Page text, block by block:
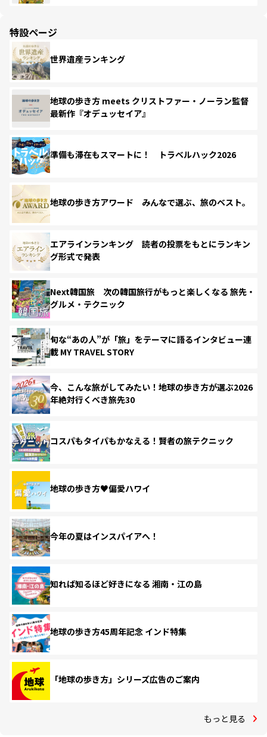
特設ページ
世界遺産ランキング
地球の歩き方 meets クリストファー・ノーラン監督
最新作『オデュッセイア』
準備も滞在もスマートに！ トラベルハック2026
地球の歩き方アワード みんなで選ぶ、旅のベスト。
エアラインランキング 読者の投票をもとにランキン
グ形式で発表
Next韓国旅 次の韓国旅行がもっと楽しくなる 旅先・
グルメ・テクニック
旬な“あの人”が「旅」をテーマに語るインタビュー連
載 MY TRAVEL STORY
今、こんな旅がしてみたい！地球の歩き方が選ぶ2026
年絶対行くべき旅先30
コスパもタイパもかなえる！賢者の旅テクニック
地球の歩き方♥偏愛ハワイ
今年の夏はインスパイアへ！
知れば知るほど好きになる 湘南・江の島
地球の歩き方45周年記念 インド特集
「地球の歩き方」シリーズ広告のご案内
もっと見る